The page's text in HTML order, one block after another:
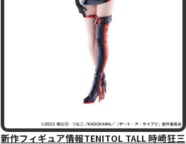
新作フィギュア情報TENITOL TALL 時崎狂三